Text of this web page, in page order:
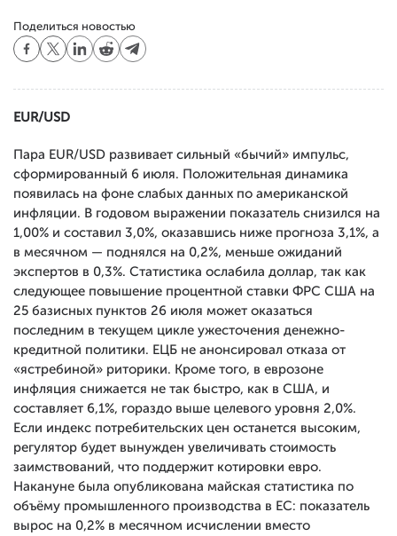
Поделиться новостью
EUR/USD
Пара EUR/USD развивает сильный «бычий» импульс,
сформированный 6 июля. Положительная динамика
появилась на фоне слабых данных по американской
инфляции. В годовом выражении показатель снизился на
1,00% и составил 3,0%, оказавшись ниже прогноза 3,1%, а
в месячном — поднялся на 0,2%, меньше ожиданий
экспертов в 0,3%. Статистика ослабила доллар, так как
следующее повышение процентной ставки ФРС США на
25 базисных пунктов 26 июля может оказаться
последним в текущем цикле ужесточения денежно-
кредитной политики. ЕЦБ не анонсировал отказа от
«ястребиной» риторики. Кроме того, в еврозоне
инфляция снижается не так быстро, как в США, и
составляет 6,1%, гораздо выше целевого уровня 2,0%.
Если индекс потребительских цен останется высоким,
регулятор будет вынужден увеличивать стоимость
заимствований, что поддержит котировки евро.
Накануне была опубликована майская статистика по
объёму промышленного производства в ЕС: показатель
вырос на 0,2% в месячном исчислении вместо